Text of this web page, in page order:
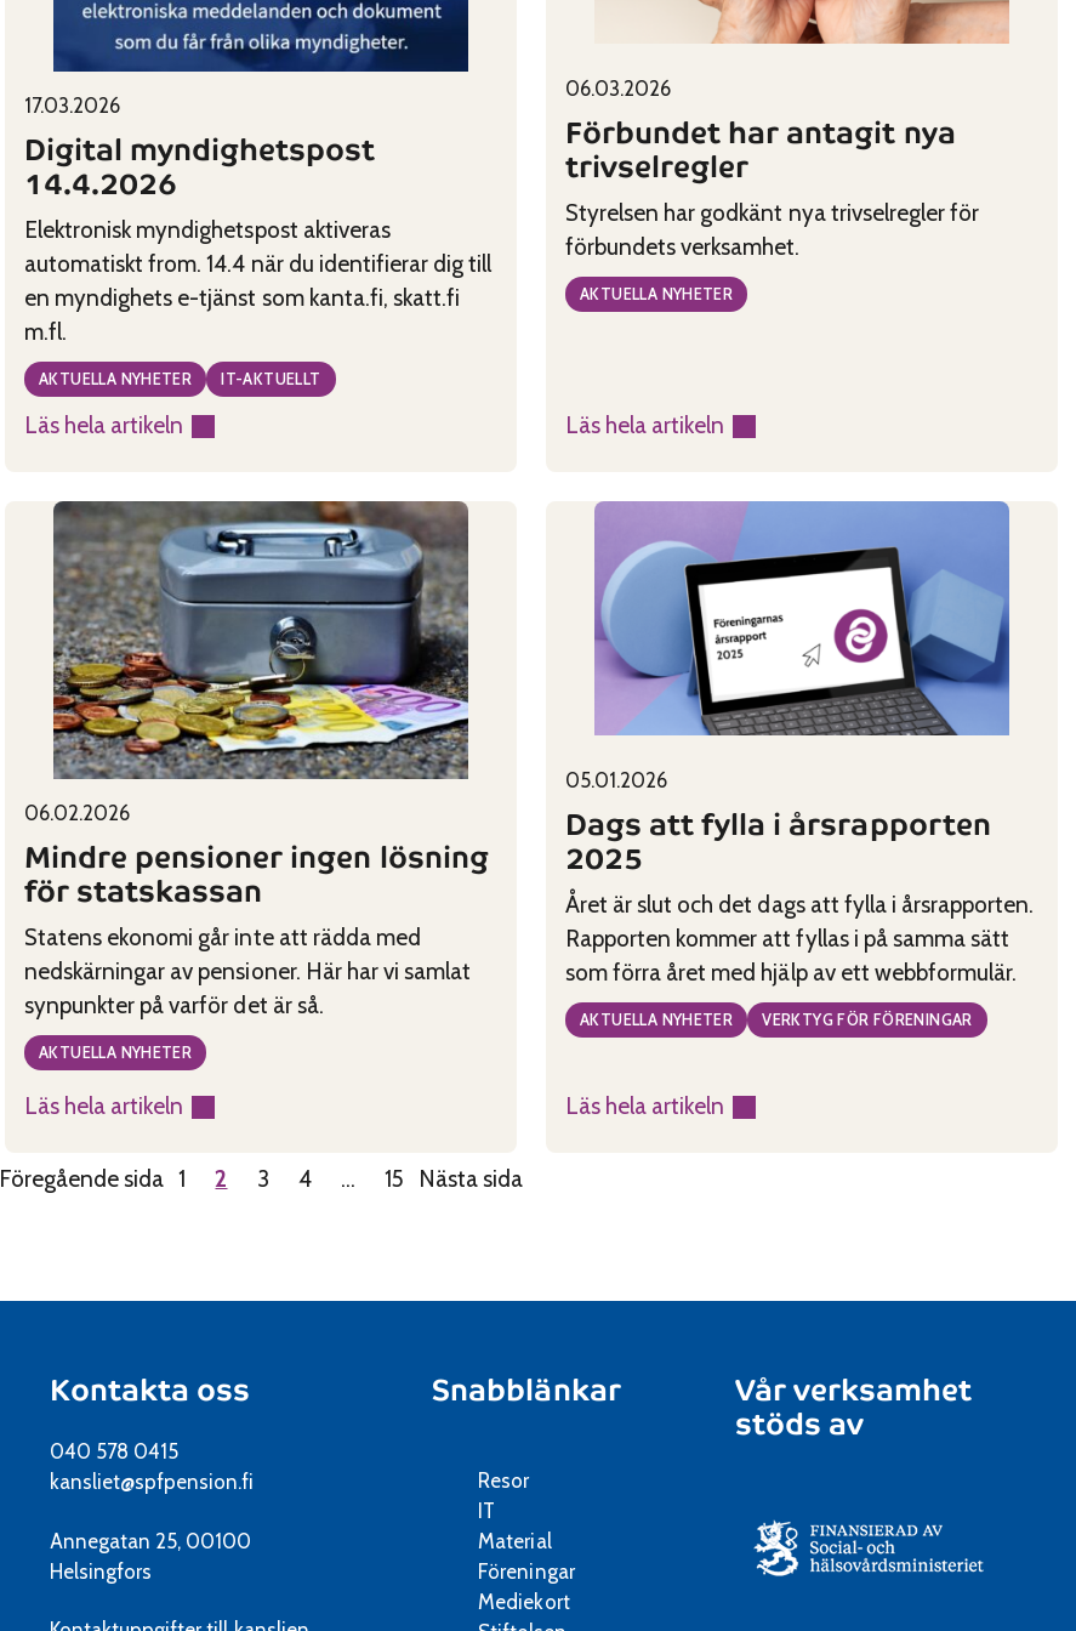
Published on:
17.03.2026
Digital myndighetspost
14.4.2026
Elektronisk myndighetspost aktiveras
automatiskt from. 14.4 när du identifierar dig till
en myndighets e-tjänst som kanta.fi, skatt.fi
m.fl.
Categories:
AKTUELLA NYHETER IT-AKTUELLT
Läs hela artikeln
:
myndighetspost
14.4.2026
Published on:
06.03.2026
Förbundet har antagit nya
trivselregler
Styrelsen har godkänt nya trivselregler för
förbundets verksamhet.
Categories:
AKTUELLA NYHETER
Läs hela artikeln
:
har
trivselregler
Published on:
06.02.2026
Mindre pensioner ingen lösning
för statskassan
Statens ekonomi går inte att rädda med
nedskärningar av pensioner. Här har vi samlat
synpunkter på varför det är så.
Categories:
AKTUELLA NYHETER
Läs hela artikeln
:
pensioner
Published on:
05.01.2026
Dags att fylla i årsrapporten
2025
Året är slut och det dags att fylla i årsrapporten.
Rapporten kommer att fyllas i på samma sätt
som förra året med hjälp av ett webbformulär.
Categories:
AKTUELLA NYHETER VERKTYG FÖR FÖRENINGAR
Läs hela artikeln
:
Föregående sida 1 2 3 4 … 15 Nästa sida
Kontakta oss
040 578 0415
kansliet@spfpension.fi
Annegatan 25, 00100
Helsingfors
Snabblänkar
Resor
IT
Material
Föreningar
Mediekort
Vår verksamhet
stöds av